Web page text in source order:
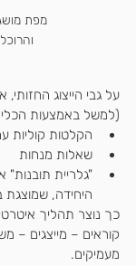
מפת
על גבי הייצוג
(למשל באמצעות הכלי
הקלטות קוליות
שאלות מנחות
"גלריית תובנות"
היחידה, שמוצגת
כך נוצר תהליך
קוראים – מייצגים –
מעמיקים.